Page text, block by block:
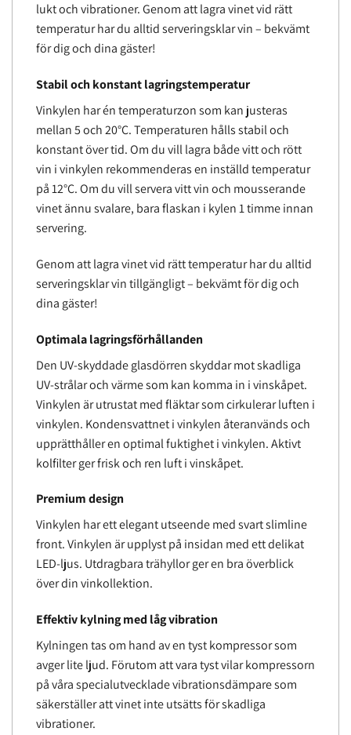
lukt och vibrationer. Genom att lagra vinet vid rätt
temperatur har du alltid serveringsklar vin – bekvämt
för dig och dina gäster!
Stabil och konstant lagringstemperatur
Vinkylen har én temperaturzon som kan justeras
mellan 5 och 20°C. Temperaturen hålls stabil och
konstant över tid. Om du vill lagra både vitt och rött
vin i vinkylen rekommenderas en inställd temperatur
på 12°C. Om du vill servera vitt vin och mousserande
vinet ännu svalare, bara flaskan i kylen 1 timme innan
servering.
Genom att lagra vinet vid rätt temperatur har du alltid
serveringsklar vin tillgängligt – bekvämt för dig och
dina gäster!
Optimala lagringsförhållanden
Den UV-skyddade glasdörren skyddar mot skadliga
UV-strålar och värme som kan komma in i vinskåpet.
Vinkylen är utrustat med fläktar som cirkulerar luften i
vinkylen. Kondensvattnet i vinkylen återanvänds och
upprätthåller en optimal fuktighet i vinkylen. Aktivt
kolfilter ger frisk och ren luft i vinskåpet.
Premium design
Vinkylen har ett elegant utseende med svart slimline
front. Vinkylen är upplyst på insidan med ett delikat
LED-ljus. Utdragbara trähyllor ger en bra överblick
över din vinkollektion.
Effektiv kylning med låg vibration
Kylningen tas om hand av en tyst kompressor som
avger lite ljud. Förutom att vara tyst vilar kompressorn
på våra specialutvecklade vibrationsdämpare som
säkerställer att vinet inte utsätts för skadliga
vibrationer.